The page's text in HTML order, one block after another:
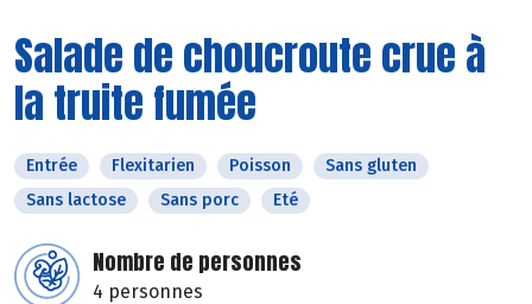
Salade de choucroute crue à
la truite fumée
Entrée Flexitarien Poisson
Sans gluten
Sans lactose
Sans porc Eté
Nombre de personnes
4 personnes